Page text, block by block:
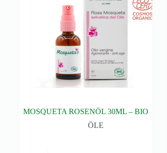
MOSQUETA ROSENÖL 30ML – BIO
ÖLE